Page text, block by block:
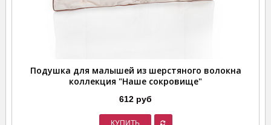
Подушка для малышей из шерстяного волокна
коллекция "Наше сокровище"
612 руб
КУПИТЬ